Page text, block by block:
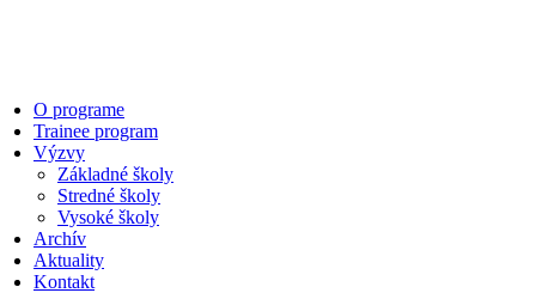
O programe
Trainee program
Výzvy
Základné školy
Stredné školy
Vysoké školy
Archív
Aktuality
Kontakt